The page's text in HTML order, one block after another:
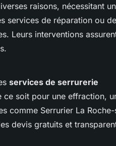
raisons, nécessitant un
services de réparation ou de
Leurs interventions
services de serrurerie
soit pour une effraction,
comme Serrurier La
devis gratuits et